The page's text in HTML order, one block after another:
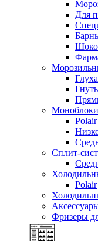
Для
Моноблоки
Polair
Сплит-
Polair
Фризеры